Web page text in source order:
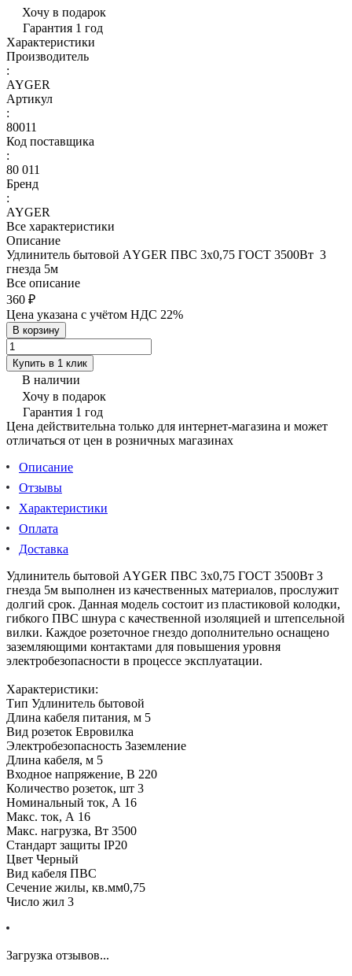
Хочу в подарок
Гарантия 1 год
Характеристики
Производитель
:
AYGER
Артикул
:
80011
Код поставщика
:
80 011
Бренд
:
AYGER
Все характеристики
Описание
Удлинитель бытовой АYGER ПВС 3х0,75 ГОСТ 3500Вт 3
гнезда 5м
Все описание
360 ₽
Цена указана с учётом НДС 22%
В корзину
Купить в 1 клик
В наличии
Хочу в подарок
Гарантия 1 год
Цена действительна только для интернет-магазина и может
отличаться от цен в розничных магазинах
Описание
Отзывы
Характеристики
Оплата
Доставка
Удлинитель бытовой АYGER ПВС 3х0,75 ГОСТ 3500Вт 3
гнезда 5м выполнен из качественных материалов, прослужит
долгий срок. Данная модель состоит из пластиковой колодки,
гибкого ПВС шнура с качественной изоляцией и штепсельной
вилки. Каждое розеточное гнездо дополнительно оснащено
заземляющими контактами для повышения уровня
электробезопасности в процессе эксплуатации.
Характеристики:
Тип Удлинитель бытовой
Длина кабеля питания, м 5
Вид розеток Евровилка
Электробезопасность Заземление
Длина кабеля, м 5
Входное напряжение, В 220
Количество розеток, шт 3
Номинальный ток, А 16
Макс. ток, А 16
Макс. нагрузка, Вт 3500
Стандарт защиты IP20
Цвет Черный
Вид кабеля ПВС
Сечение жилы, кв.мм0,75
Число жил 3
Загрузка отзывов...